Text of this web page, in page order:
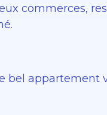
commerces,
bel appartement